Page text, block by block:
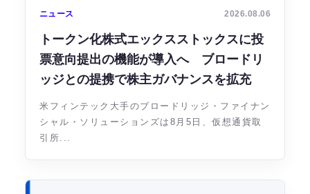
ニュース 2026.08.06
トークン化株式エックスストックスに投
票意向提出の機能が導入へ ブロードリ
ッジとの提携で株主ガバナンスを拡充
米フィンテック大手のブロードリッジ・ファイナン
シャル・ソリューションズは8月5日、仮想通貨取
引所...